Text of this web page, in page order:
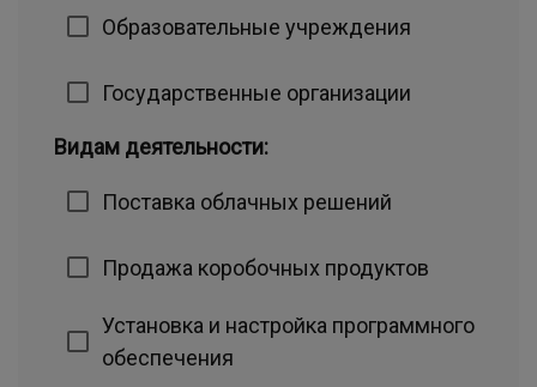
Образовательные учреждения
Государственные организации
Видам деятельности:
Поставка облачных решений
Продажа коробочных продуктов
Установка и настройка программного
обеспечения